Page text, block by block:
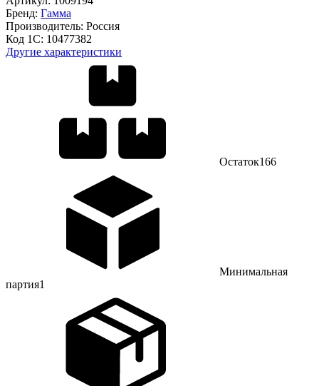
Бренд: Гамма
Производитель: Россия
Код 1С: 10477382
Другие характеристики
Остаток166
Минимальная
партия1